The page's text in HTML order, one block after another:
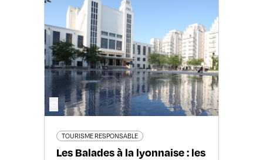
TOURISME RESPONSABLE
Les Balades à la lyonnaise : les